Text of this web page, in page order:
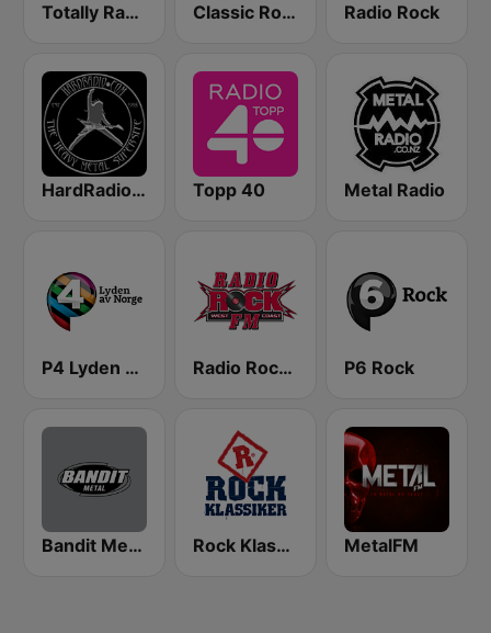
Totally Radio Hits Classic Rock Station Radio Rock
HardRadio.com Topp 40 Metal Radio
P4 Lyden av Norge Radio Rock FM P6 Rock
Bandit Metal Rock Klassiker MetalFM